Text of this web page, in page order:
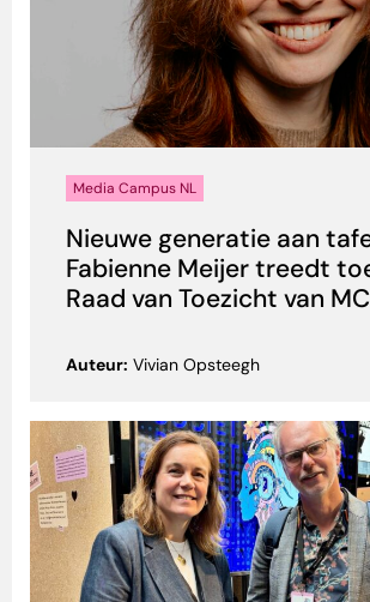
Media Campus NL
Nieuwe generatie aan
Fabienne Meijer treedt
Raad van Toezicht van
Auteur: Vivian Opsteegh